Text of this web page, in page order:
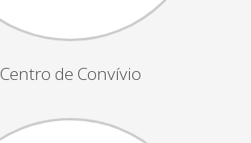
Centro de Convívio